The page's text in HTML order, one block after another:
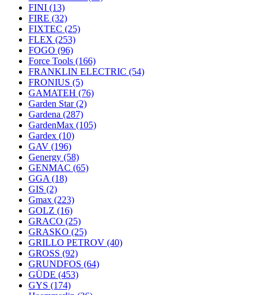
FINI (13)
FIRE (32)
FIXTEC (25)
FLEX (253)
FOGO (96)
Force Tools (166)
FRANKLIN ELECTRIC (54)
FRONIUS (5)
GAMATEH (76)
Garden Star(2)
Gardena (287)
GardenMax (105)
Gardex (10)
GAV (196)
Genergy (58)
GENMAC (65)
GGA (18)
GIS (2)
Gmax (223)
GOLZ (16)
GRACO (25)
GRASKO (25)
GRILLO PETROV (40)
GROSS (92)
GRUNDFOS (64)
GÜDE (453)
GYS (174)